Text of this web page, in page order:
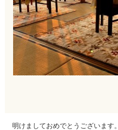
明けましておめでとうございます。